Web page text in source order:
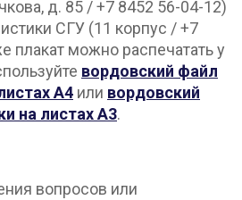
д. 85 / +7 8452 56-04-12)
СГУ (11 корпус / +7
плакат можно распечатать у
вордовский файл
А4 или вордовский
на листах А3.
вопросов или